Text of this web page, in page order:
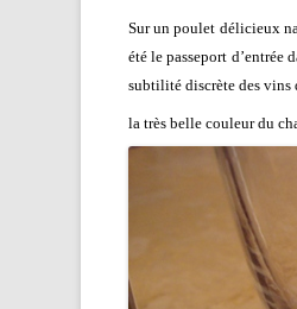
Sur un poulet délicieux
été le passeport d’entrée
subtilité discrète des vins
la très belle couleur du